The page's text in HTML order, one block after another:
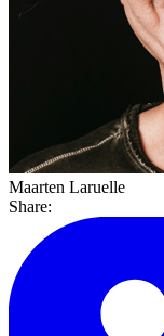
Maarten Laruelle
Share: